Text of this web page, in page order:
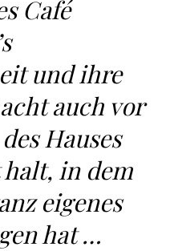
Café
und ihre
auch vor
Hauses
in dem
eigenes
hat …